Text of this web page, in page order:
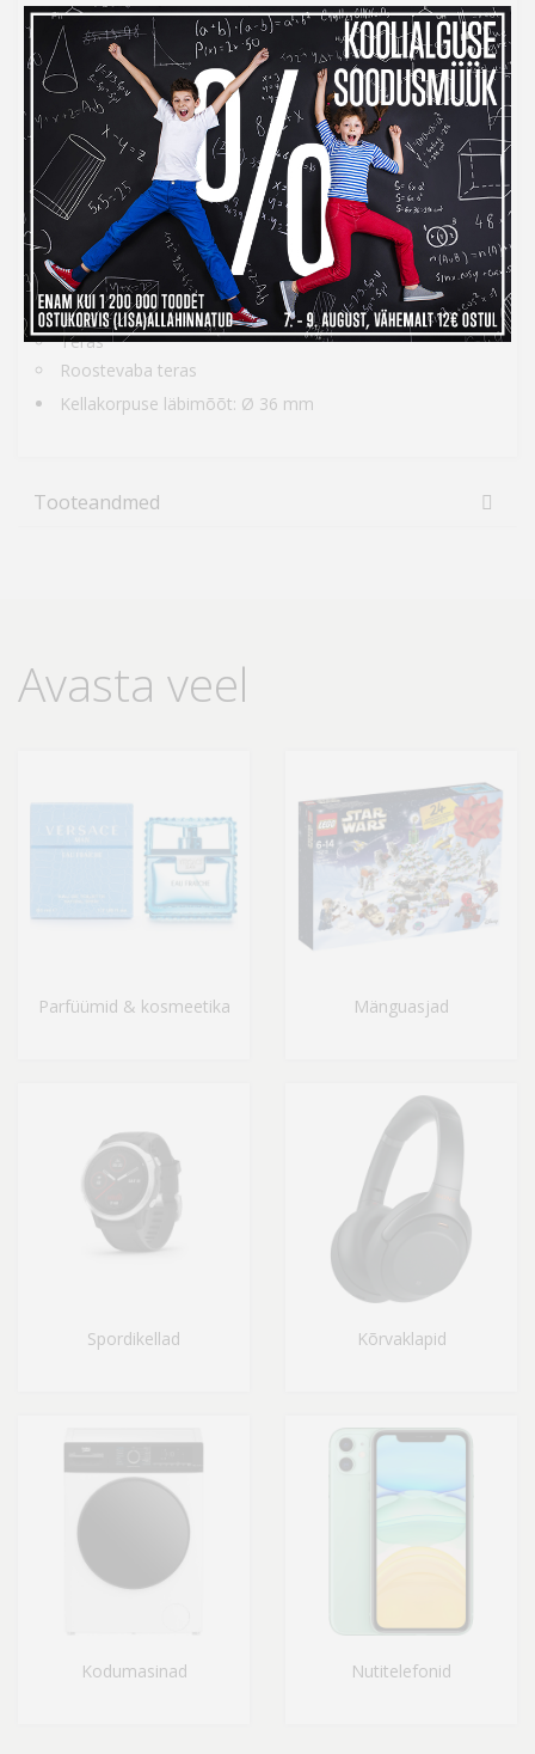
Käevõru materjal: Nahk
Rihma värv: Kollane
Kinnituse tüüp: Pannal
Kristall: Mineraal
Numbrilaua värv: Kollane
Veekindlus: Ei
Komplektis: Sisaldab brändimärki
Liikumise tüüp: Kvarts
Kella korpuse värv: Hõbedane
Kellakorpuse materjal:
Teras
Roostevaba teras
Kellakorpuse läbimõõt: Ø 36 mm
Tooteandmed
Avasta veel
Parfüümid & kosmeetika Mänguasjad
Spordikellad Kõrvaklapid
Kodumasinad Nutitelefonid